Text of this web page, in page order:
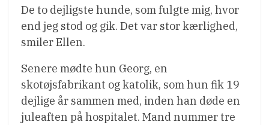
De to dejligste hunde, som fulgte mig, hvor
end jeg stod og gik. Det var stor kærlighed,
smiler Ellen.
Senere mødte hun Georg, en
skotøjsfabrikant og katolik, som hun fik 19
dejlige år sammen med, inden han døde en
juleaften på hospitalet. Mand nummer tre